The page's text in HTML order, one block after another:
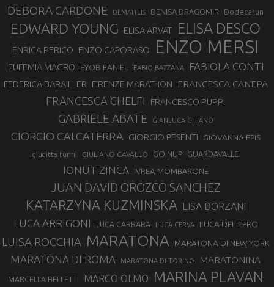
DEBORA CARDONE DEMATTEIS DENISA DRAGOMIR Dodecarun
EDWARD YOUNG ELISA ARVAT ELISA DESCO
ENRICA PERICO ENZO CAPORASO ENZO MERSI
EUFEMIA MAGRO EYOB FANIEL FABIO BAZZANA FABIOLA CONTI
FEDERICA BARAILLER FIRENZE MARATHON FRANCESCA CANEPA
FRANCESCA GHELFI FRANCESCO PUPPI
GABRIELE ABATE GIANLUCA GHIANO
GIORGIO CALCATERRA GIORGIO PESENTI GIOVANNA EPIS
giuditta turini GIULIANO CAVALLO GOINUP GUARDAVALLE
IONUT ZINCA IVREA-MOMBARONE
JUAN DAVID OROZCO SANCHEZ
KATARZYNA KUZMINSKA LISA BORZANI
LUCA ARRIGONI LUCA CARRARA LUCA CERVA LUCA DEL PERO
LUISA ROCCHIA MARATONA MARATONA DI NEW YORK
MARATONA DI ROMA MARATONA DI TORINO MARATONINA
MARCELLA BELLETTI MARCO OLMO MARINA PLAVAN